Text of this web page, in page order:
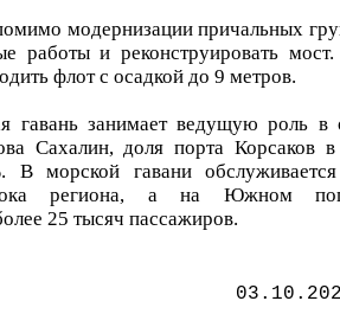
модернизации причальных
работы и реконструировать
флот с осадкой до 9 метров.
гавань занимает ведущую роль в
Сахалин, доля порта Корсаков в
В морской гавани
региона, а на Южном
25 тысяч пассажиров.